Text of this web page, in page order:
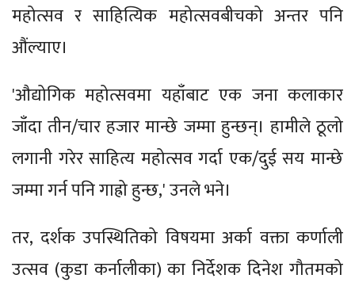
महोत्सव र साहित्यिक महोत्सवबीचको अन्तर पनि
औंल्याए।
'औद्योगिक महोत्सवमा यहाँबाट एक जना कलाकार
जाँदा तीन/चार हजार मान्छे जम्मा हुन्छन्। हामीले ठूलो
लगानी गरेर साहित्य महोत्सव गर्दा एक/दुई सय मान्छे
जम्मा गर्न पनि गाह्रो हुन्छ,' उनले भने।
तर, दर्शक उपस्थितिको विषयमा अर्का वक्ता कर्णाली
उत्सव (कुडा कर्नालीका) का निर्देशक दिनेश गौतमको